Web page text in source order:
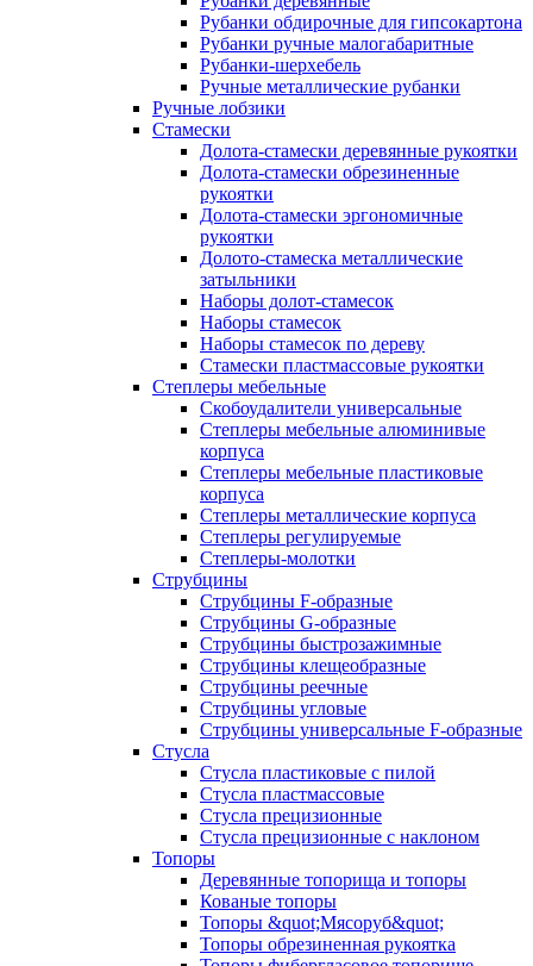
Рубанки обдирочные для гипсокартона
Рубанки ручные малогабаритные
Рубанки-шерхебель
Ручные металлические рубанки
Ручные лобзики
Стамески
Долота-стамески деревянные рукоятки
Долота-стамески обрезиненные
рукоятки
Долота-стамески эргономичные
рукоятки
Долото-стамеска металлические
затыльники
Наборы долот-стамесок
Наборы стамесок
Наборы стамесок по дереву
Стамески пластмассовые рукоятки
Степлеры мебельные
Скобоудалители универсальные
Степлеры мебельные алюминивые
корпуса
Степлеры мебельные пластиковые
корпуса
Степлеры металлические корпуса
Степлеры регулируемые
Степлеры-молотки
Струбцины
Струбцины F-образные
Струбцины G-образные
Струбцины быстрозажимные
Струбцины клещеобразные
Струбцины реечные
Струбцины угловые
Струбцины универсальные F-образные
Стусла
Стусла пластиковые с пилой
Стусла пластмассовые
Стусла прецизионные
Стусла прецизионные с наклоном
Топоры
Деревянные топорища и топоры
Кованые топоры
Топоры &quot;Мясоруб&quot;
Топоры обрезиненная рукоятка